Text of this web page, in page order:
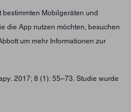
bestimmten Mobilgeräten und
die App nutzen möchten, besuchen
um mehr Informationen zur
2017; 8 (1): 55–73. Studie wurde